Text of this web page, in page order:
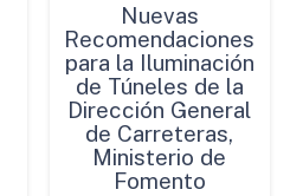
Nuevas
Recomendaciones
para la Iluminación
de Túneles de la
Dirección General
de Carreteras,
Ministerio de
Fomento